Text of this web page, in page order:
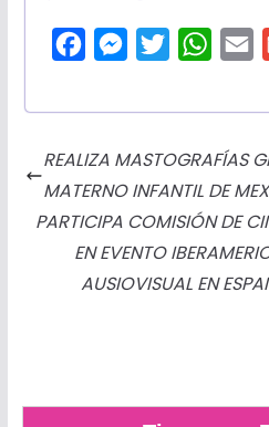
c
o
o
k
M
s
n
g
e
i
e
r
W
a
A
p
p
a
REALIZA MASTOGRAFÍAS
MATERNO INFANTIL DE
PARTICIPA COMISIÓN DE
EN EVENTO
AUSIOVISUAL EN